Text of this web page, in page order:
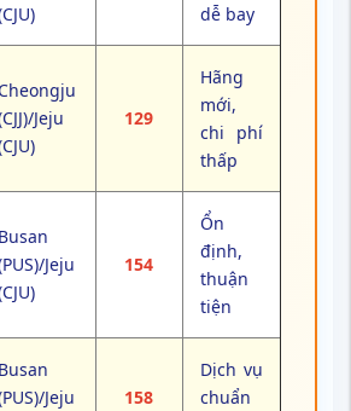
dễ bay
Cheongju
Jeju
129
Hãng
mới,
chi phí
thấp
Busan
Jeju
154
Ổn
định,
thuận
tiện
Busan
Jeju
158
Dịch vụ
chuẩn